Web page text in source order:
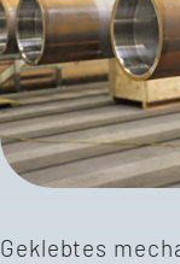
Geklebtes